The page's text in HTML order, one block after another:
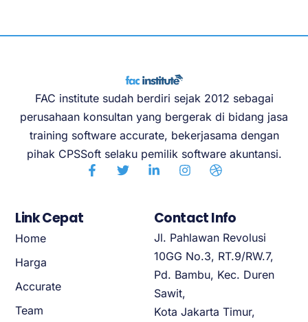
FAC institute sudah berdiri sejak 2012 sebagai
perusahaan konsultan yang bergerak di bidang jasa
training software accurate, bekerjasama dengan
pihak CPSSoft selaku pemilik software akuntansi.
Link Cepat
Home
Harga
Accurate
Team
Contact Info
Jl. Pahlawan Revolusi
10GG No.3, RT.9/RW.7,
Pd. Bambu, Kec. Duren
Sawit,
Kota Jakarta Timur,